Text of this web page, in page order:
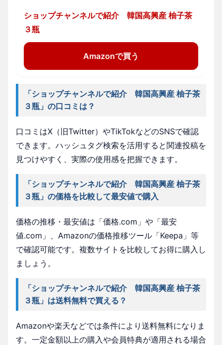
ショップチャンネルで紹介 韓国高興産 柚子茶
３瓶
Amazonで買う
「ショップチャンネルで紹介 韓国高興産 柚子茶
３瓶」の口コミは？
口コミはX（旧Twitter）やTikTokなどのSNSで確認
できます。ハッシュタグ検索を活用すると関連投稿を
見つけやすく、実際の使用感を把握できます。
「ショップチャンネルで紹介 韓国高興産 柚子茶
３瓶」の価格を比較して最安値で購入
価格の推移・最安値は「価格.com」や「最安
値.com」、Amazonの価格推移ツール「Keepa」等
で確認可能です。複数サイトを比較してお得に購入し
ましょう。
「ショップチャンネルで紹介 韓国高興産 柚子茶
３瓶」は送料無料で買える？
Amazonや楽天などでは条件により送料無料になりま
す。一定金額以上の購入や会員特典が適用される場合